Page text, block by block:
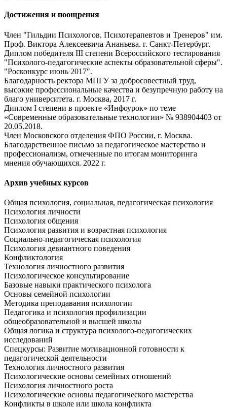
Достижения и поощрения
Член "Гильдии Психологов, Психотерапевтов и Тренеров" им.
Проф. Виктора Алексеевича Ананьева. г. Санкт-Петербург.
Диплом победителя III степени Всероссийского тестирования
"Психолого-педагогические аспекты образовательной сферы".
"Росконкурс июнь 2017".
Благодарность ректора МПГУ за добросовестный труд,
высокие профессиональные качества и безупречную работу на
благо университета. г. Москва, 2017 г.
Диплом I степени в проекте «Инфоурок» по теме
«Современные образовательные технологии» № 938904403 от
20.05.2018.
Член Московского отделения ФПО России, г. Москва.
Благодарственное письмо за педагогическое мастерство и
профессионализм, отмеченные по итогам мониторинга
мнения обучающихся. 2022 г.
Архив учебных курсов
Общая психология, социальная, педагогическая психология
Психология личности
Психология общения
Психология развития и возрастная психология
Социально-педагогическая психология
Психология девиантного поведения
Конфликтология
Технология личностного развития
Психологическое консультирование
Базовые навыки практического психолога
Основы семейной психологии
Методика преподавания психологии
Педагогика и психология профилизации
общеобразовательной и высшей школы
Общая логика и структура психолого-педагогических
исследований
Спецкурсы: Развитие мотивационной готовности к
педагогической деятельности
Технология личностного развития
Психологические основы семейных отношений
Психология личностного роста
Психологические основы педагогического мастерства
Конфликты в школе или школа конфликта